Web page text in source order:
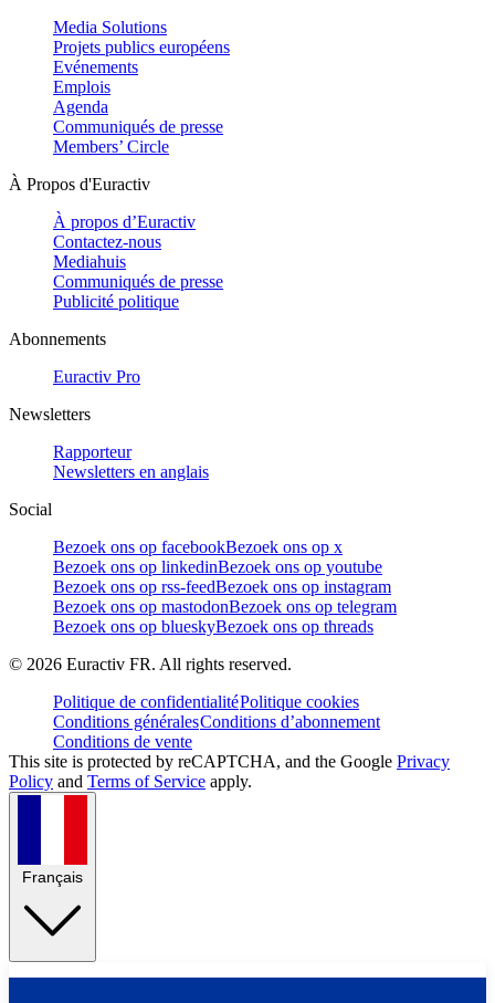
Media Solutions
Projets publics européens
Evénements
Emplois
Agenda
Communiqués de presse
Members’ Circle
À Propos d'Euractiv
À propos d’Euractiv
Contactez-nous
Mediahuis
Communiqués de presse
Publicité politique
Abonnements
Euractiv Pro
Newsletters
Rapporteur
Newsletters en anglais
Social
Bezoek ons op facebookBezoek ons op x
Bezoek ons op linkedinBezoek ons op youtube
Bezoek ons op rss-feedBezoek ons op instagram
Bezoek ons op mastodonBezoek ons op telegram
Bezoek ons op blueskyBezoek ons op threads
© 2026 Euractiv FR. All rights reserved.
Politique de confidentialitéPolitique cookies
Conditions généralesConditions d’abonnement
Conditions de vente
This site is protected by reCAPTCHA, and the Google Privacy
Policy and Terms of Service apply.
Français